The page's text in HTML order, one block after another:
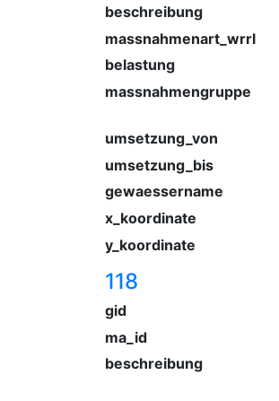
beschreibung
massnahmenart_wrrl
belastung
massnahmengruppe
umsetzung_von
umsetzung_bis
gewaessername
x_koordinate
y_koordinate
118
gid
ma_id
beschreibung